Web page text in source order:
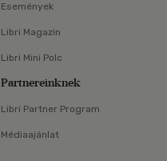
Események
Libri Magazin
Libri Mini Polc
Partnereinknek
Libri Partner Program
Médiaajánlat